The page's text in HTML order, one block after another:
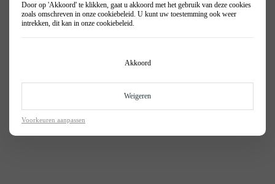
Door op 'Akkoord' te klikken, gaat u akkoord met het gebruik van deze cookies
zoals omschreven in onze cookiebeleid. U kunt uw toestemming ook weer
intrekken, dit kan in onze cookiebeleid.
Akkoord
Weigeren
Voorkeuren aanpassen